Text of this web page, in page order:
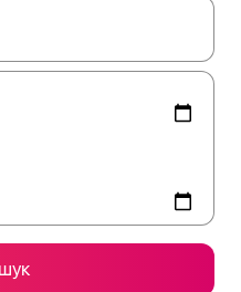
використовуйте для